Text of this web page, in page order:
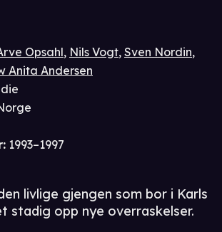
Opsahl, Nils Vogt, Sven Nordin,
Anita Andersen
: 1993–1997
livlige gjengen som bor i Karls
stadig opp nye overraskelser.